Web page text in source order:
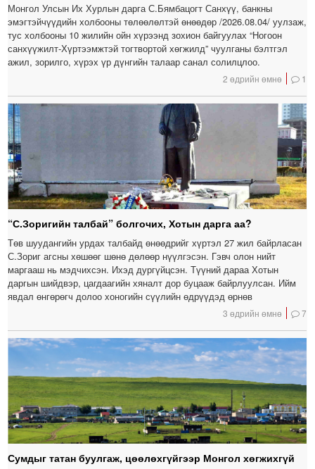
Монгол Улсын Их Хурлын дарга С.Бямбацогт Санхүү, банкны
эмэгтэйчүүдийн холбооны төлөөлөлтэй өнөөдөр /2026.08.04/ уулзаж,
тус холбооны 10 жилийн ойн хүрээнд зохион байгуулах “Ногоон
санхүүжилт-Хүртээмжтэй тогтвортой хөгжилд” чуулганы бэлтгэл
ажил, зорилго, хүрэх үр дүнгийн талаар санал солилцлоо.
2 өдрийн өмнө 1
“С.Зоригийн талбай” болгочих, Хотын дарга аа?
Төв шуудангийн урдах талбайд өнөөдрийг хүртэл 27 жил байрласан
С.Зориг агсны хөшөөг шөнө дөлөөр нүүлгэсэн. Гэвч олон нийт
маргааш нь мэдчихсэн. Ихэд дургүйцсэн. Түүний дараа Хотын
даргын шийдвэр, цагдаагийн хяналт дор буцааж байрлуулсан. Ийм
явдал өнгөрөгч долоо хоногийн сүүлийн өдрүүдэд өрнөв
3 өдрийн өмнө 7
Сумдыг татан буулгаж, цөөлөхгүйгээр Монгол хөгжихгүй